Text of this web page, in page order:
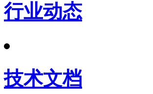
行业动态
技术文档